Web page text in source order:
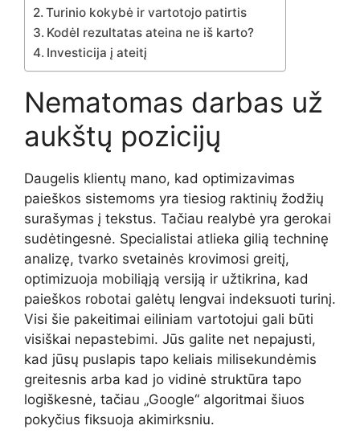
Turinio kokybė ir vartotojo patirtis
Kodėl rezultatas ateina ne iš karto?
Investicija į ateitį
Nematomas darbas už
aukštų pozicijų
Daugelis klientų mano, kad optimizavimas
paieškos sistemoms yra tiesiog raktinių žodžių
surašymas į tekstus. Tačiau realybė yra gerokai
sudėtingesnė. Specialistai atlieka gilią techninę
analizę, tvarko svetainės krovimosi greitį,
optimizuoja mobiliąją versiją ir užtikrina, kad
paieškos robotai galėtų lengvai indeksuoti turinį.
Visi šie pakeitimai eiliniam vartotojui gali būti
visiškai nepastebimi. Jūs galite net nepajusti,
kad jūsų puslapis tapo keliais milisekundėmis
greitesnis arba kad jo vidinė struktūra tapo
logiškesnė, tačiau „Google“ algoritmai šiuos
pokyčius fiksuoja akimirksniu.